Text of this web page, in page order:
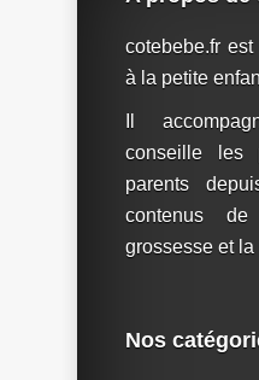
cotebebe.fr
à la petite
Il
conseille les
parents
contenus
grossesse et la
Nos